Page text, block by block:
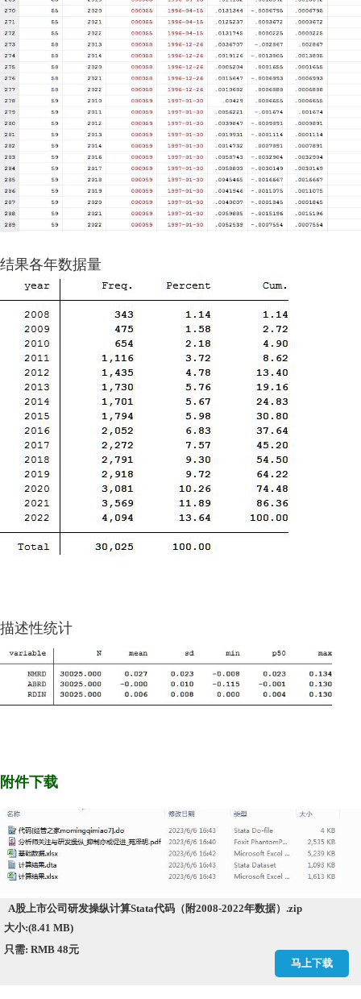
结果各年数据量
描述性统计
附件下载
A股上市公司研发操纵计算Stata代码（附2008-2022年数据）.zip
大小:(8.41 MB)
只需: RMB 48元
马上下载